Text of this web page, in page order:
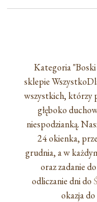
Kategoria
sklepie
wszystkich, którzy
głęboko
niespodzianką.
24 okienka,
grudnia, a w
oraz zadanie
odliczanie dni do
okazja